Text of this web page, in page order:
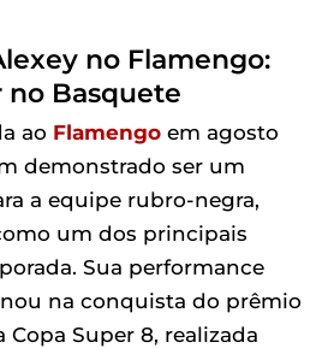
no Flamengo:
no Basquete
ao Flamengo em agosto
demonstrado ser um
a equipe rubro-negra,
um dos principais
Sua performance
na conquista do prêmio
Copa Super 8, realizada